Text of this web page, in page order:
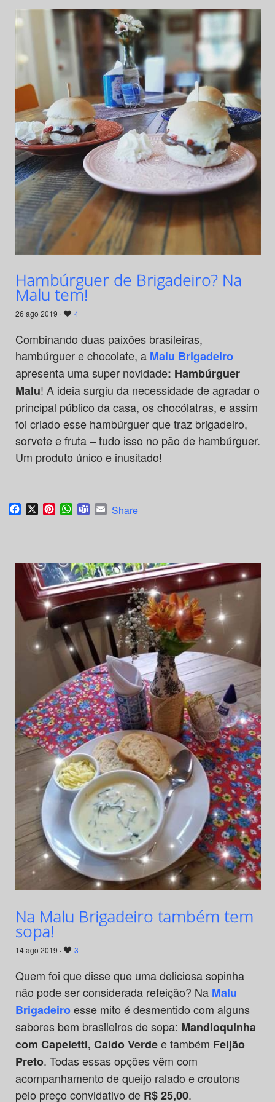
Hambúrguer de Brigadeiro? Na
Malu tem!
26 ago 2019 · 4
Combinando duas paixões brasileiras,
hambúrguer e chocolate, a Malu Brigadeiro
apresenta uma super novidade: Hambúrguer
Malu! A ideia surgiu da necessidade de agradar o
principal público da casa, os chocólatras, e assim
foi criado esse hambúrguer que traz brigadeiro,
sorvete e fruta – tudo isso no pão de hambúrguer.
Um produto único e inusitado!
Facebook
X PinterestWhatsApp
TeamsEmail
Share
Na Malu Brigadeiro também tem
sopa!
14 ago 2019 · 3
Quem foi que disse que uma deliciosa sopinha
não pode ser considerada refeição? Na Malu
Brigadeiroesse mito é desmentido com alguns
sabores bem brasileiros de sopa: Mandioquinha
com Capeletti, Caldo Verdee também Feijão
Preto. Todas essas opções vêm com
acompanhamento de queijo ralado e croutons
pelo preço convidativo de R$ 25,00.